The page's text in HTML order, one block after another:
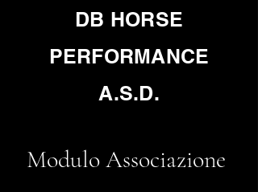
DB HORSE
PERFORMANCE
A.S.D.
Modulo Associazione